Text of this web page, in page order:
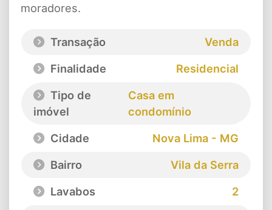
moradores.
Transação
Venda
Finalidade
Residencial
Tipo de
imóvel
Casa em
condomínio
Cidade
Nova Lima - MG
Bairro
Vila da Serra
Lavabos
2